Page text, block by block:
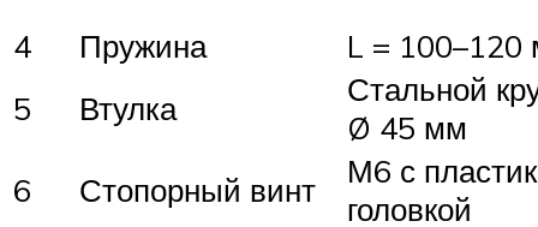
4 Пружина
L = 100–120
5
Втулка
Стальной
Ø 45 мм
6
Стопорный винт
М6 с
головкой